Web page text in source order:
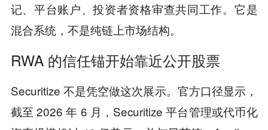
记、平台账户、投资者资格审查共同工作。它是
混合系统，不是纯链上市场结构。
RWA 的信任锚开始靠近公开股票
Securitize 不是凭空做这次展示。官方口径显示，
截至 2026 年 6 月，Securitize 平台管理或代币化